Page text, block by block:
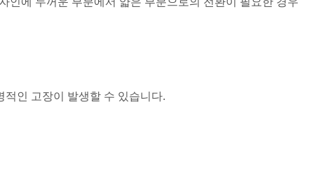
인 고장이 발생할 수 있습니다.